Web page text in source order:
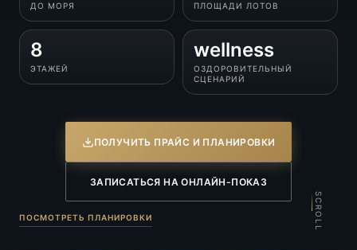
SCROLL
ДО МОРЯ ПЛОЩАДИ ЛОТОВ
8
ЭТАЖЕЙ
wellness
ОЗДОРОВИТЕЛЬНЫЙ
СЦЕНАРИЙ
ПОЛУЧИТЬ ПРАЙС И ПЛАНИРОВКИ
ЗАПИСАТЬСЯ НА ОНЛАЙН-ПОКАЗ
ПОСМОТРЕТЬ ПЛАНИРОВКИ